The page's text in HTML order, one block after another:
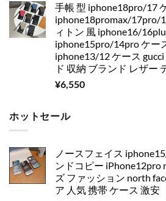
手帳 型 iphone18pro/17
iphone18promax/17pro/
ィトン 風 iphone16/
iphone15pro/14pro ケー
iphone13/12 ケース
ド 収納 ブランド レザー
¥6,550
ホットセール
ノースフェイス
ンドコピー iPhone12pro
ズ ファッション north
ア 人気 携帯 ケース 激安